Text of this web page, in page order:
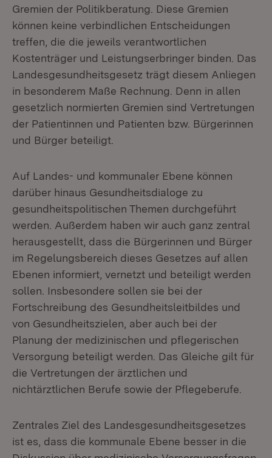
Gremien der Politikberatung. Diese Gremien
können keine verbindlichen Entscheidungen
treffen, die die jeweils verantwortlichen
Kostenträger und Leistungserbringer binden. Das
Landesgesundheitsgesetz trägt diesem Anliegen
in besonderem Maße Rechnung. Denn in allen
gesetzlich normierten Gremien sind Vertretungen
der Patientinnen und Patienten bzw. Bürgerinnen
und Bürger beteiligt.
Auf Landes- und kommunaler Ebene können
darüber hinaus Gesundheitsdialoge zu
gesundheitspolitischen Themen durchgeführt
werden. Außerdem haben wir auch ganz zentral
herausgestellt, dass die Bürgerinnen und Bürger
im Regelungsbereich dieses Gesetzes auf allen
Ebenen informiert, vernetzt und beteiligt werden
sollen. Insbesondere sollen sie bei der
Fortschreibung des Gesundheitsleitbildes und
von Gesundheitszielen, aber auch bei der
Planung der medizinischen und pflegerischen
Versorgung beteiligt werden. Das Gleiche gilt für
die Vertretungen der ärztlichen und
nichtärztlichen Berufe sowie der Pflegeberufe.
Zentrales Ziel des Landesgesundheitsgesetzes
ist es, dass die kommunale Ebene besser in die